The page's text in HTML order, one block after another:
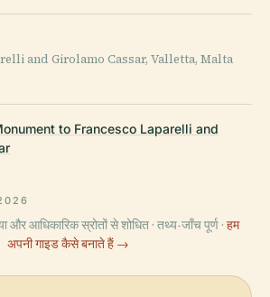
and Girolamo Cassar, Valletta, Malta
to Francesco Laparelli and
और आधिकारिक स्रोतों से शोधित · तथ्य-जाँच पूर्ण · हम
अपनी गाइड कैसे बनाते हैं →